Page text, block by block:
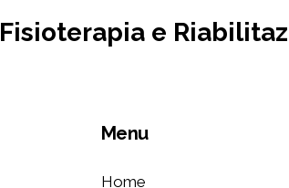
Fisioterapia e
Menu
Home